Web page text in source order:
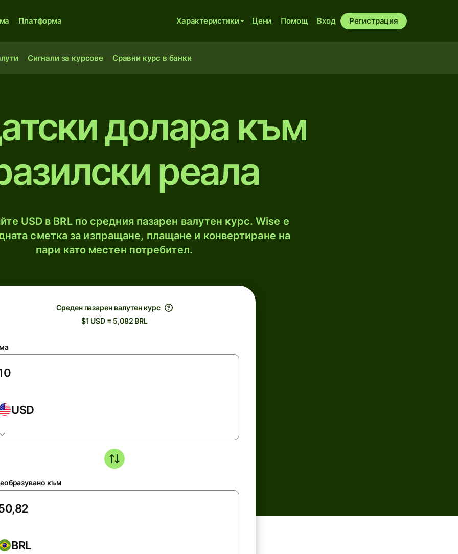
Платформа Характеристики Цени Помощ Вход Регистрация
Сигнали за курсове Сравни курс в банки
долара към
реала
USD в BRL по средния пазарен валутен курс. Wise е
сметка за изпращане, плащане и конвертиране на
пари като местен потребител.
Среден пазарен валутен курс
$1 USD = 5,082 BRL
USD
към
BRL